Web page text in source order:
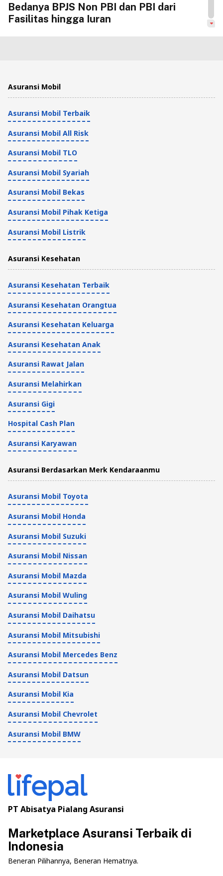
Bedanya BPJS Non PBI dan PBI dari
Fasilitas hingga Iuran
Cara Cek RS Rujukan
Asuransi Kesehatan
4 Menit
Cara Membeli Kacamata dengan BPJS,
4 Menit
Cara Mengecek Faskes BPJS Saya
Terdaftar di Mana
Asuransi Kesehatan
Asuransi Mobil
Asuransi Mobil Terbaik
Asuransi Mobil All Risk
Asuransi Mobil TLO
Asuransi Mobil Syariah
Asuransi Mobil Bekas
Asuransi Mobil Pihak Ketiga
Asuransi Mobil Listrik
Asuransi Kesehatan
Asuransi Kesehatan Terbaik
Asuransi Kesehatan Orangtua
Asuransi Kesehatan Keluarga
Asuransi Kesehatan Anak
Asuransi Rawat Jalan
Asuransi Melahirkan
Asuransi Gigi
Hospital Cash Plan
Asuransi Karyawan
Asuransi Berdasarkan Merk Kendaraanmu
Asuransi Mobil Toyota
Asuransi Mobil Honda
Asuransi Mobil Suzuki
Asuransi Mobil Nissan
Asuransi Mobil Mazda
Asuransi Mobil Wuling
Asuransi Mobil Daihatsu
Asuransi Mobil Mitsubishi
Asuransi Mobil Mercedes Benz
Asuransi Mobil Datsun
Asuransi Mobil Kia
Asuransi Mobil Chevrolet
Asuransi Mobil BMW
PT Abisatya Pialang Asuransi
Marketplace Asuransi Terbaik di
Indonesia
Beneran Pilihannya, Beneran Hematnya.